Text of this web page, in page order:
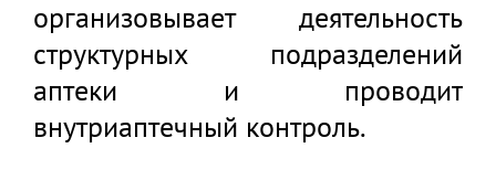
организовывает деятельность
структурных подразделений
аптеки и проводит
внутриаптечный контроль.